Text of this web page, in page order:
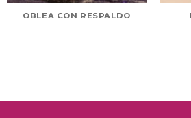
OBLEA CON RESPALDO